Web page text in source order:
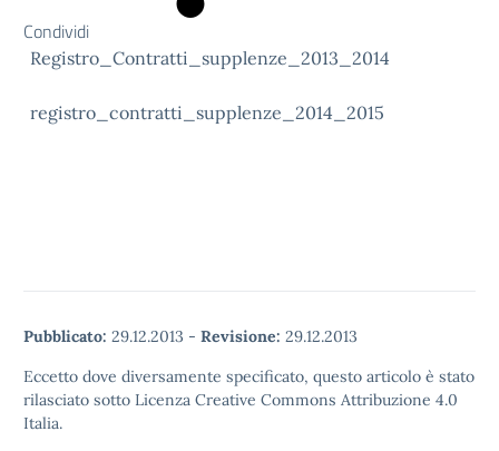
Condividi
Registro_Contratti_supplenze_2013_2014
registro_contratti_supplenze_2014_2015
Pubblicato: 29.12.2013 - Revisione: 29.12.2013
Eccetto dove diversamente specificato, questo articolo è stato
rilasciato sotto Licenza Creative Commons Attribuzione 4.0
Italia.